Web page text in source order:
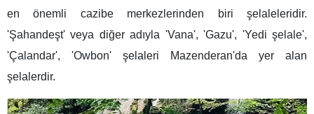
en önemli cazibe merkezlerinden biri şelaleleridir.
'Şahandeşt' veya diğer adıyla 'Vana', 'Gazu', 'Yedi şelale',
'Çalandar', 'Owbon' şelaleri Mazenderan'da yer alan
şelalerdir.